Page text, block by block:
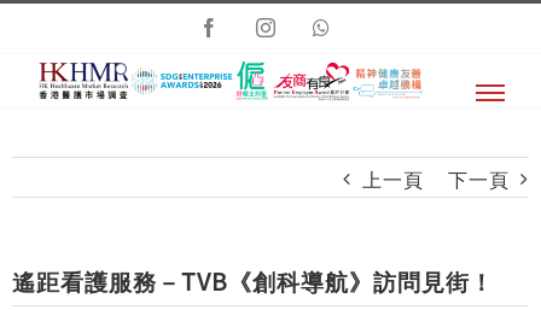
Skip
content
FacebookInstagram
上一頁 下一頁
遙距看護服務－TVB《創科導航》訪問見街！